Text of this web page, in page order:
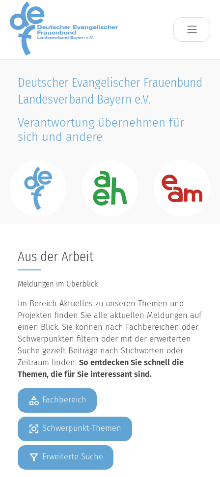
Skip to main content
Deutscher Evangelischer Frauenbund
Landesverband Bayern e.V.
Verantwortung übernehmen für
sich und andere
Aus der Arbeit
Meldungen im Überblick
Im Bereich Aktuelles zu unseren Themen und
Projekten finden Sie alle aktuellen Meldungen auf
einen Blick. Sie können nach Fachbereichen oder
Schwerpunkten filtern oder mit der erweiterten
Suche gezielt Beiträge nach Stichworten oder
Zeitraum finden. So entdecken Sie schnell die
Themen, die für Sie interessant sind.
Fachbereich
Schwerpunkt-Themen
Erweiterte Suche